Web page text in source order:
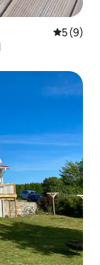
5 (9)